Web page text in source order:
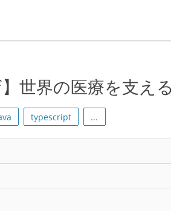
】世界の医療を支え
typescript ...